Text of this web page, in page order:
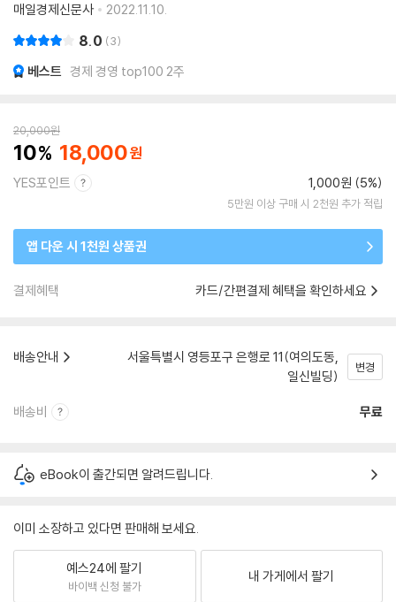
매일경제신문사
2022.11.10.
8.0 3
베스트 경제 경영 top100 2주
20,000원
10 18,000
YES포인트 1,000원 (5%)
5만원 이상 구매 시 2천원 추가 적립
앱 다운 시 1천원 상품권
결제혜택 카드/간편결제 혜택을 확인하세요
배송안내
서울특별시 영등포구 은행로 11(여의도동,
일신빌딩)
변경
배송비 무료
eBook이 출간되면 알려드립니다.
이미 소장하고 있다면 판매해 보세요.
예스24에 팔기
바이백 신청 불가
내 가게에서 팔기